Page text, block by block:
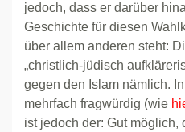
jedoch, dass er darüber
Geschichte für diesen
über allem anderen steht:
„christlich-jüdisch
gegen den Islam nämlich.
mehrfach fragwürdig (wie
ist jedoch der: Gut möglich,